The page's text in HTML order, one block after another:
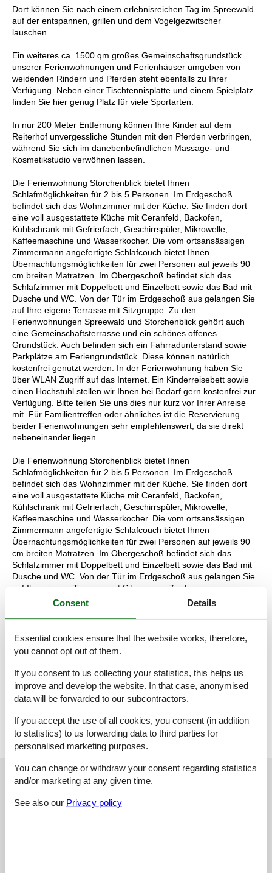
Dort können Sie nach einem erlebnisreichen Tag im Spreewald
auf der entspannen, grillen und dem Vogelgezwitscher
lauschen.
Ein weiteres ca. 1500 qm großes Gemeinschaftsgrundstück
unserer Ferienwohnungen und Ferienhäuser umgeben von
weidenden Rindern und Pferden steht ebenfalls zu Ihrer
Verfügung. Neben einer Tischtennisplatte und einem Spielplatz
finden Sie hier genug Platz für viele Sportarten.
In nur 200 Meter Entfernung können Ihre Kinder auf dem
Reiterhof unvergessliche Stunden mit den Pferden verbringen,
während Sie sich im danebenbefindlichen Massage- und
Kosmetikstudio verwöhnen lassen.
Die Ferienwohnung Storchenblick bietet Ihnen
Schlafmöglichkeiten für 2 bis 5 Personen. Im Erdgeschoß
befindet sich das Wohnzimmer mit der Küche. Sie finden dort
eine voll ausgestattete Küche mit Ceranfeld, Backofen,
Kühlschrank mit Gefrierfach, Geschirrspüler, Mikrowelle,
Kaffeemaschine und Wasserkocher. Die vom ortsansässigen
Zimmermann angefertigte Schlafcouch bietet Ihnen
Übernachtungsmöglichkeiten für zwei Personen auf jeweils 90
cm breiten Matratzen. Im Obergeschoß befindet sich das
Schlafzimmer mit Doppelbett und Einzelbett sowie das Bad mit
Dusche und WC. Von der Tür im Erdgeschoß aus gelangen Sie
auf Ihre eigene Terrasse mit Sitzgruppe. Zu den
Ferienwohnungen Spreewald und Storchenblick gehört auch
eine Gemeinschaftsterrasse und ein schönes offenes
Grundstück. Auch befinden sich ein Fahrradunterstand sowie
Parkplätze am Feriengrundstück. Diese können natürlich
kostenfrei genutzt werden. In der Ferienwohnung haben Sie
über WLAN Zugriff auf das Internet. Ein Kinderreisebett sowie
einen Hochstuhl stellen wir Ihnen bei Bedarf gern kostenfrei zur
Verfügung. Bitte teilen Sie uns dies nur kurz vor Ihrer Anreise
mit. Für Familientreffen oder ähnliches ist die Reservierung
beider Ferienwohnungen sehr empfehlenswert, da sie direkt
nebeneinander liegen.
Die Ferienwohnung Storchenblick bietet Ihnen
Schlafmöglichkeiten für 2 bis 5 Personen. Im Erdgeschoß
befindet sich das Wohnzimmer mit der Küche. Sie finden dort
eine voll ausgestattete Küche mit Ceranfeld, Backofen,
Kühlschrank mit Gefrierfach, Geschirrspüler, Mikrowelle,
Kaffeemaschine und Wasserkocher. Die vom ortsansässigen
Zimmermann angefertigte Schlafcouch bietet Ihnen
Übernachtungsmöglichkeiten für zwei Personen auf jeweils 90
cm breiten Matratzen. Im Obergeschoß befindet sich das
Schlafzimmer mit Doppelbett und Einzelbett sowie das Bad mit
Dusche und WC. Von der Tür im Erdgeschoß aus gelangen Sie
auf Ihre eigene Terrasse mit Sitzgruppe. Zu den
Ferienwohnungen Spreewald und Storchenblick gehört auch
Grundstück. Auch befinden sich ein Fahrradunterstand sowie
Parkplätze am Feriengrundstück. Diese können natürlich
kostenfrei genutzt werden. In der Ferienwohnung haben Sie
über WLAN Zugriff auf das Internet. Ein Kinderreisebett sowie
einen Hochstuhl stellen wir Ihnen bei Bedarf gern kostenfrei zur
Verfügung. Bitte teilen Sie uns dies nur kurz vor Ihrer Anreise
mit. Für Familientreffen oder ähnliches ist die Reservierung
beider Ferienwohnungen sehr empfehlenswert, da sie direkt
nebeneinander liegen.
External reviews Our guest reviews
4,9
Consent Details
Essential cookies ensure that the website works, therefore,
you cannot opt out of them.
If you consent to us collecting your statistics, this helps us
improve and develop the website. In that case, anonymised
data will be forwarded to our subcontractors.
If you accept the use of all cookies, you consent (in addition
to statistics) to us forwarding data to third parties for
personalised marketing purposes.
You can change or withdraw your consent regarding statistics
and/or marketing at any given time.
See also our Privacy policy